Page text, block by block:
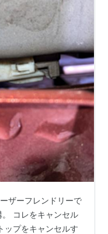
ザーフレンドリーで
コレをキャンセル
ップをキャンセルす